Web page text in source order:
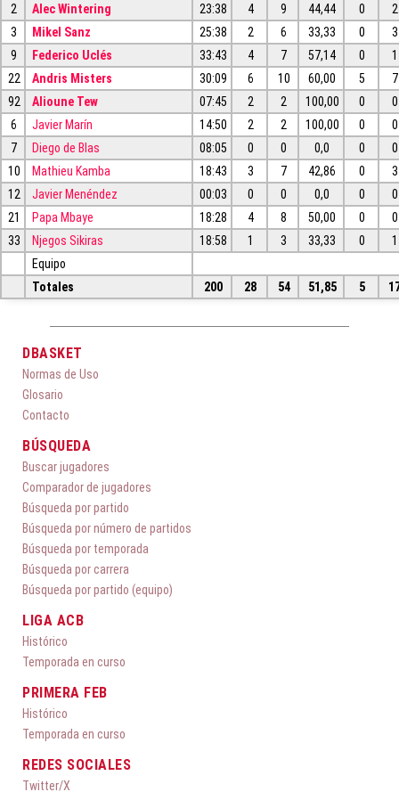
2 Alec Wintering 23:38 4 9 44,44 0
2
3
Mikel Sanz 25:38 2 6 33,33 0
3
9
Federico Uclés 33:43 4 7 57,14 0
1
22
Andris Misters 30:09 6 10 60,00 5
7
92
Alioune Tew 07:45 2 2 100,00 0
0
6
Javier Marín 14:50 2 2 100,00 0
0
7
Diego de Blas 08:05 0 0 0,0 0
0
10
Mathieu Kamba 18:43 3 7 42,86 0
3
12
Javier Menéndez 00:03 0 0 0,0 0
0
21
Papa Mbaye 18:28 4 8 50,00 0
0
33
Njegos Sikiras 18:58 1 3 33,33 0
1
Equipo
Totales
200 28 54 51,85 5
DBASKET
Normas de Uso
Glosario
Contacto
BÚSQUEDA
Buscar jugadores
Comparador de jugadores
Búsqueda por partido
Búsqueda por número de partidos
Búsqueda por temporada
Búsqueda por carrera
Búsqueda por partido (equipo)
LIGA ACB
Histórico
Temporada en curso
PRIMERA FEB
Histórico
Temporada en curso
REDES SOCIALES
Twitter/X